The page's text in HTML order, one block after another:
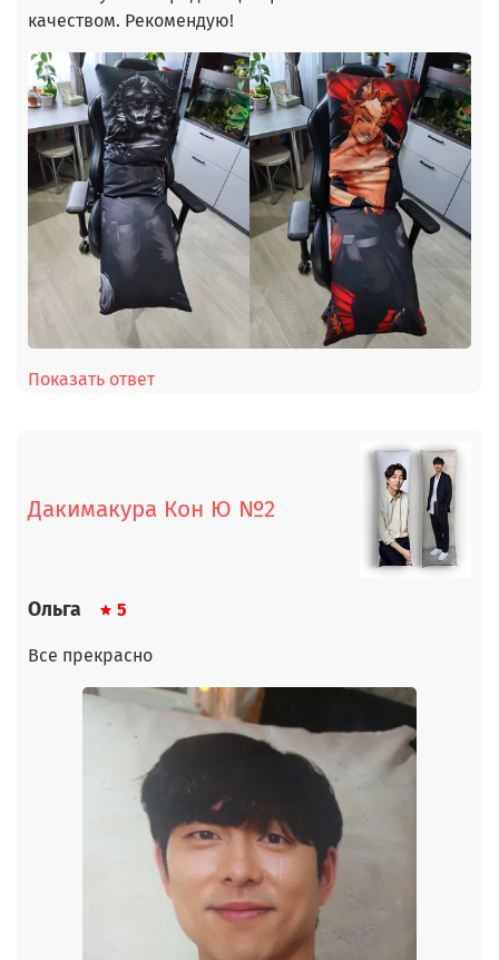
качеством. Рекомендую!
Показать ответ
Дакимакура Кон Ю №2
Ольга 5
Все прекрасно